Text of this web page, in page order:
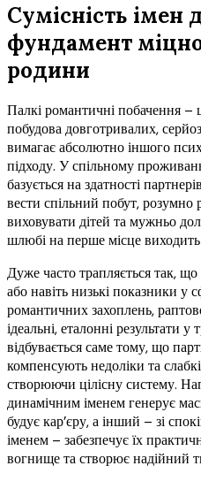
Сумісність
фундамент
родини
Палкі романтичні побачення –
побудова довготривалих,
вимагає абсолютно іншого
підходу. У спільному
базується на здатності
вести спільний побут, розумно
виховувати дітей та мужньо
шлюбі на перше місце виходить
Дуже часто трапляється так, що
або навіть низькі показники у
романтичних захоплень,
ідеальні, еталонні результати
відбувається саме тому, що
компенсують недоліки та
створюючи цілісну систему.
динамічним іменем генерує
будує кар’єру, а інший – зі
іменем – забезпечує їх
вогнище та створює надійний